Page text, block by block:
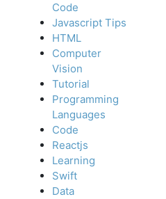
Code
Javascript Tips
HTML
Computer
Vision
Tutorial
Programming
Languages
Code
Reactjs
Learning
Swift
Data